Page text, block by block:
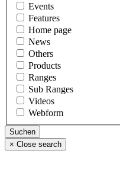
Events
Features
Home page
News
Others
Products
Ranges
Sub Ranges
Videos
Webform
× Close search